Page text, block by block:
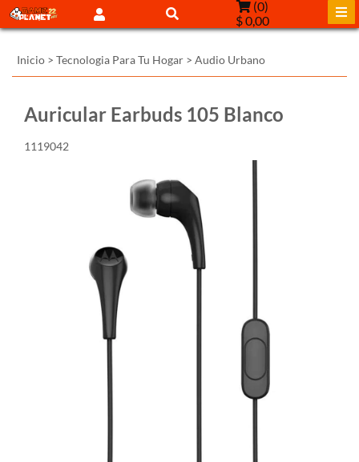
(0)
$ 0,00
Inicio > Tecnologia Para Tu Hogar > Audio Urbano
Auricular Earbuds 105 Blanco
1119042